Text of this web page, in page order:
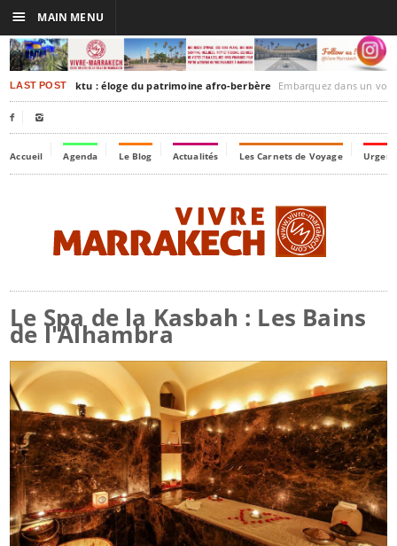
LAST POSTTimbuktu : éloge du patrimoine afro-berbère Embarquez dans un voyage culturel dans le
 
Accueil Agenda Le Blog Actualités Les Carnets de Voyage
Le Spa de la Kasbah : Les Bains
de l'Alhambra
☰ MAIN MENU